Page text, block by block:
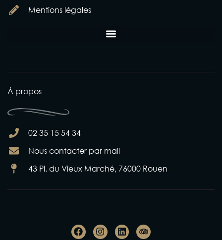
Mentions légales
À propos
02 35 15 54 34
Nous contacter par mail
43 Pl. du Vieux Marché, 76000 Rouen